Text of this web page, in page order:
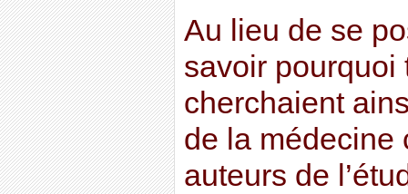
Au lieu de se
savoir pourquoi
cherchaient
de la médecine
auteurs de